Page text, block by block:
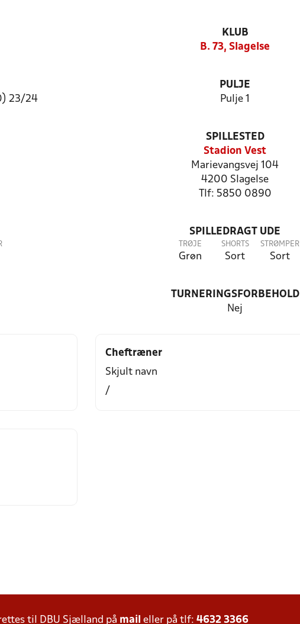
KLUB
B. 73, Slagelse
23/24
PULJE
Pulje 1
SPILLESTED
Stadion Vest
Marievangsvej 104
4200 Slagelse
Tlf: 5850 0890
SPILLEDRAGT UDE
TRØJE
Grøn
SHORTS
Sort
STRØMPER
Sort
TURNERINGSFORBEHOLD
Nej
Cheftræner
Skjult navn
/
til DBU Sjælland på mail eller på tlf: 4632 3366